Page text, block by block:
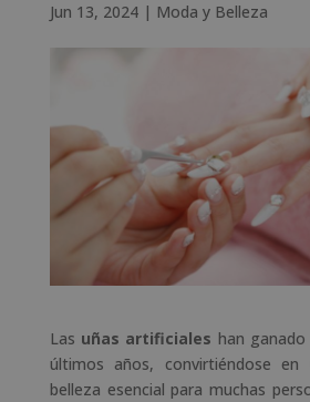
Jun 13, 2024| Moda y Belleza
Las uñas artificiales han
últimos años, convirtiéndose en
belleza esencial para muchas